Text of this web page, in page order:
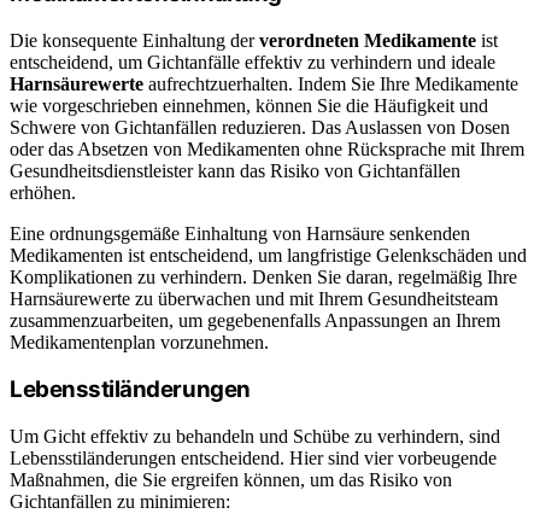
Die konsequente Einhaltung derverordneten Medikamente ist
entscheidend, um Gichtanfälle effektiv zu verhindern und ideale
Harnsäurewerte aufrechtzuerhalten. Indem Sie Ihre Medikamente
wie vorgeschrieben einnehmen, können Sie die Häufigkeit und
Schwere von Gichtanfällen reduzieren. Das Auslassen von Dosen
oder das Absetzen von Medikamenten ohne Rücksprache mit Ihrem
Gesundheitsdienstleister kann das Risiko von Gichtanfällen
erhöhen.
Eine ordnungsgemäße Einhaltung von Harnsäure senkenden
Medikamenten ist entscheidend, um langfristige Gelenkschäden und
Komplikationen zu verhindern. Denken Sie daran, regelmäßig Ihre
Harnsäurewerte zu überwachen und mit Ihrem Gesundheitsteam
zusammenzuarbeiten, um gegebenenfalls Anpassungen an Ihrem
Medikamentenplan vorzunehmen.
Lebensstiländerungen
Um Gicht effektiv zu behandeln und Schübe zu verhindern, sind
Lebensstiländerungen entscheidend. Hier sind vier vorbeugende
Maßnahmen, die Sie ergreifen können, um das Risiko von
Gichtanfällen zu minimieren: